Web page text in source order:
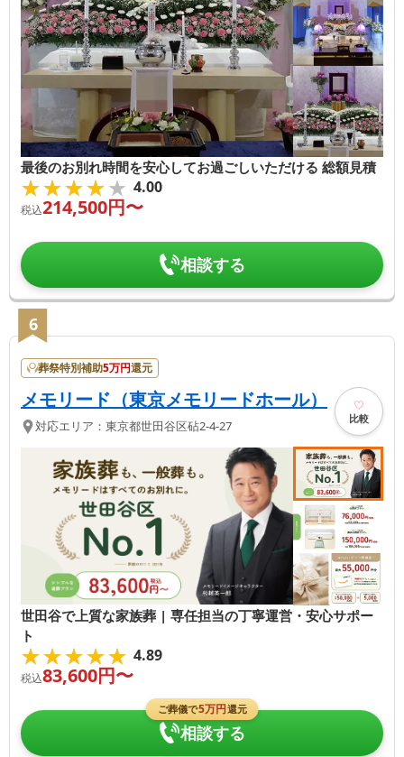
最後のお別れ時間を安心してお過ごしいただける 総額見積
★★★★★
★★★★★ 4.00
税込214,500円〜
相談する
6
葬祭特別補助5万円還元
メモリード（東京メモリードホール）
対応エリア： 東京都世田谷区砧2-4-27 比較
世田谷で上質な家族葬 | 専任担当の丁寧運営・安心サポー
ト
★★★★★
★★★★★ 4.89
税込83,600円〜
ご葬儀で5万円還元
相談する